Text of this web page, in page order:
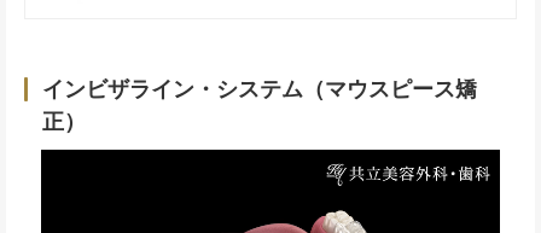
インビザライン・システム（マウスピース矯
正）